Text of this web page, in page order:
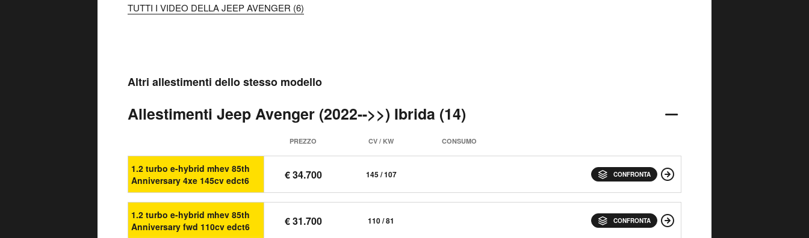
TUTTI I VIDEO DELLA JEEP AVENGER (6)
Altri allestimenti dello stesso modello
Allestimenti Jeep Avenger (2022-->>) Ibrida (14)
PREZZO CV / KW CONSUMO
1.2 turbo e-hybrid mhev 85th
Anniversary 4xe 145cv edct6
€ 34.700 145 / 107 CONFRONTA
1.2 turbo e-hybrid mhev 85th
Anniversary fwd 110cv edct6
€ 31.700 110 / 81 CONFRONTA